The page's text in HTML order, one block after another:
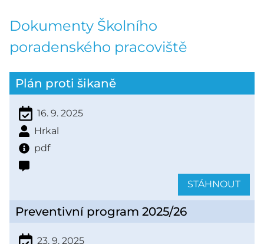
Dokumenty Školního
poradenského pracoviště
Plán proti šikaně
16. 9. 2025
Hrkal
pdf
STÁHNOUT
Preventivní program 2025/26
23. 9. 2025